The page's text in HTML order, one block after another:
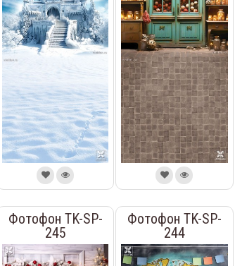
Фотофон TK-SP-
245
Фотофон TK-SP-
244